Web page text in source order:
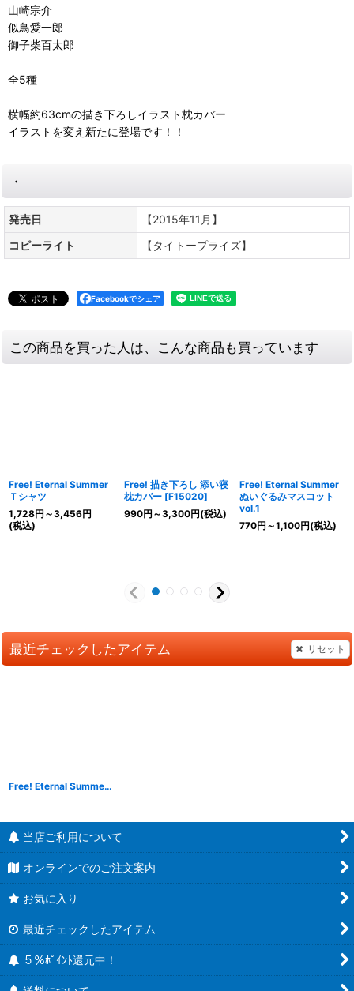
山崎宗介
似鳥愛一郎
御子柴百太郎
全5種
横幅約63cmの描き下ろしイラスト枕カバー
イラストを変え新たに登場です！！
・
発売日
【2015年11月】
コピーライト
【タイトープライズ】
Facebookでシェア
この商品を買った人は、こんな商品も買っています
Free! Eternal Summer
Ｔシャツ
1,728円 ～3,456円
(税込)
Free! 描き下ろし 添い寝
枕カバー [F15020]
990円 ～3,300円(税込)
Free! Eternal Summer
ぬいぐるみマスコット
vol.1
770円 ～1,100円(税込)
最近チェックしたアイテム リセット
Free! Eternal Summer 描き下ろし 添い寝枕カバー 【vol.2】
当店ご利用について
オンラインでのご注文案内
お気に入り
最近チェックしたアイテム
５％ﾎﾟｲﾝﾄ還元中！